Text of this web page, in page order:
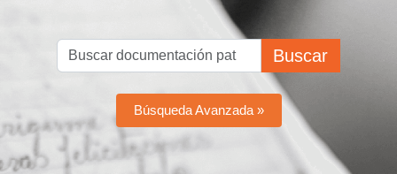
Buscar
Búsqueda Avanzada »